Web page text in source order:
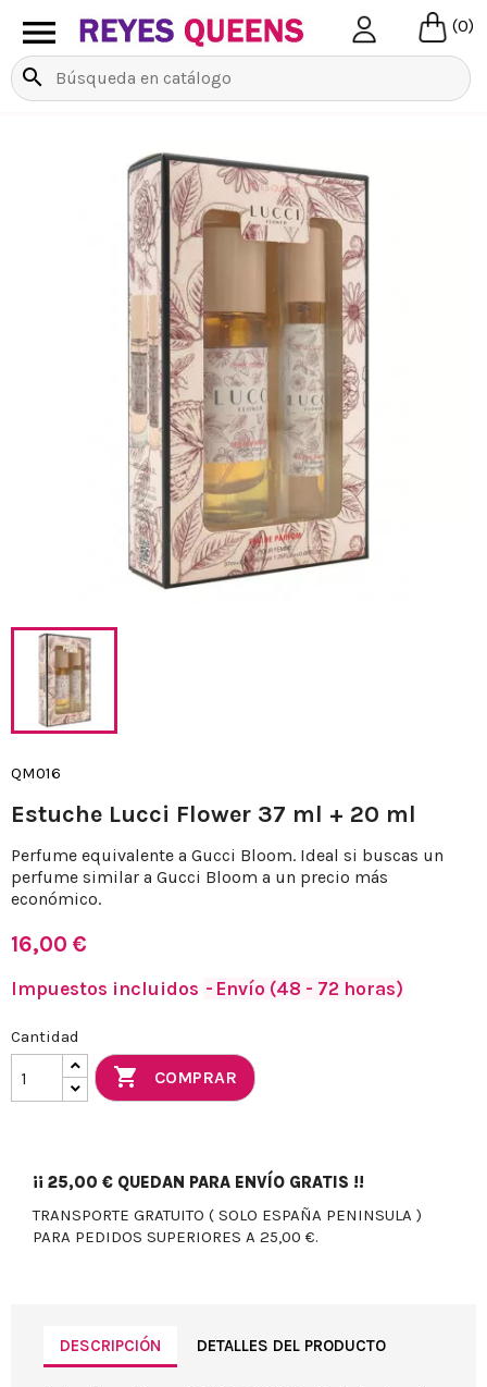
 (0)
search
QM016
Estuche Lucci Flower 37 ml + 20 ml
Perfume equivalente a Gucci Bloom. Ideal si buscas un
perfume similar a Gucci Bloom a un precio más
económico.
16,00 €
Impuestos incluidos Envío (48 - 72 horas)
Cantidad
 COMPRAR
¡¡ 25,00 € QUEDAN PARA ENVÍO GRATIS !!
TRANSPORTE GRATUITO ( SOLO ESPAÑA PENINSULA )
PARA PEDIDOS SUPERIORES A 25,00 €.
DESCRIPCIÓN DETALLES DEL PRODUCTO